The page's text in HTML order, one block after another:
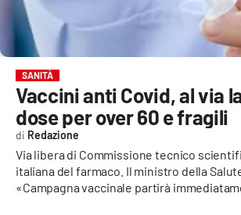
Streaming
LAC TV
LAC NETWORK
LAC ONAIR
LaC
Network
SANITÀ
Vaccini anti Covid, al via
dose per over 60 e fragili
Via libera di Commissione tecnico
italiana del farmaco. Il ministro della
«Campagna vaccinale partirà
Redazione